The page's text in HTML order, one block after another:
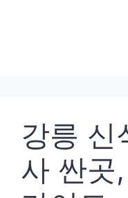
강릉 신
사 싼곳